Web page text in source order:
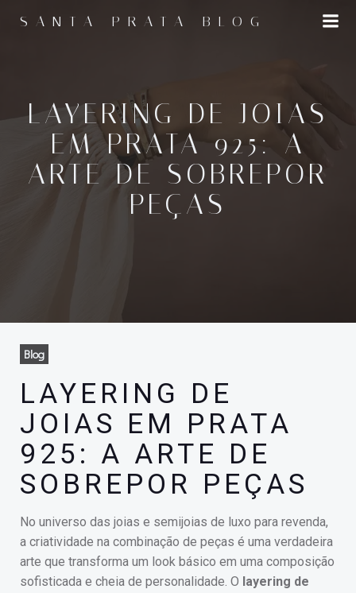
para
SANTA PRATA BLOG
LAYERING DE JOIAS
EM PRATA 925: A
ARTE DE SOBREPOR
PEÇAS
Blog
LAYERING DE
JOIAS EM PRATA
925: A ARTE DE
SOBREPOR PEÇAS
No universo das joias e semijoias de luxo para revenda,
a criatividade na combinação de peças é uma verdadeira
arte que transforma um look básico em uma composição
sofisticada e cheia de personalidade. O layering de